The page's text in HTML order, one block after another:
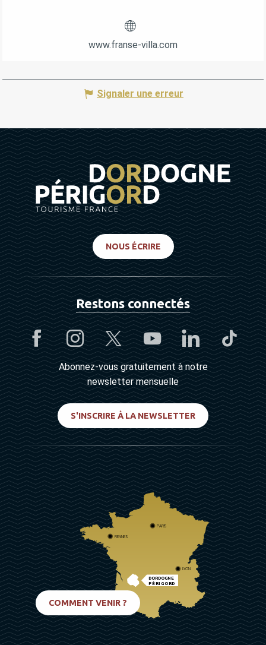
www.franse-villa.com
Signaler une erreur
NOUS ÉCRIRE
Restons connectés
Abonnez-vous gratuitement à notre
newsletter mensuelle
S'INSCRIRE À LA NEWSLETTER
DORDOGNE
PÉRIGORD
PARIS
RENNES
LYON
COMMENT VENIR ?